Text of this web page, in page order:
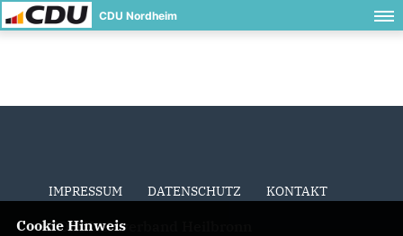
CDU Nordheim
IMPRESSUM DATENSCHUTZ KONTAKT
CDU Kreisverband Heilbronn
Cookie Hinweis